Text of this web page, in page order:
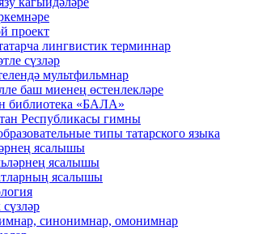
проект
лингвистик терминнар
сүзләр
мультфильмнар
баш миенең өстенлекләре
библиотека «БАЛА»
Республикасы гимны
типы татарского языка
ясалышы
ясалышы
ясалышы
синонимнар, омонимнар